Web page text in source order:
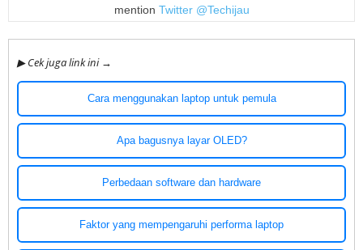
mention Twitter @Techijau
▶ Cek juga link ini →
Cara menggunakan laptop untuk pemula
Apa bagusnya layar OLED?
Perbedaan software dan hardware
Faktor yang mempengaruhi performa laptop